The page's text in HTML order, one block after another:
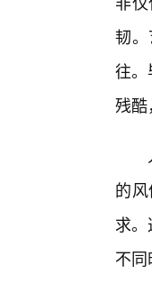
韧
往
残
的
求
不同